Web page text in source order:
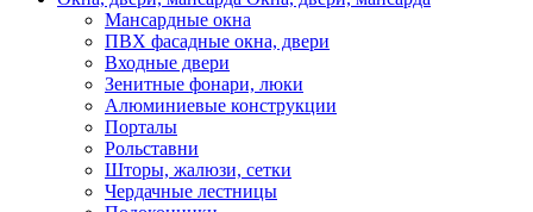
Мансардные окна
ПВХ фасадные окна, двери
Входные двери
Зенитные фонари, люки
Алюминиевые конструкции
Порталы
Рольставни
Шторы, жалюзи, сетки
Чердачные лестницы